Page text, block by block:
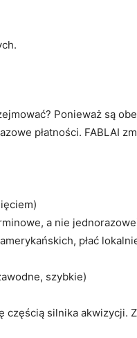
Ponieważ są
płatności. FABLAI
a nie
płać
szybkie)
częścią silnika akwizycji.